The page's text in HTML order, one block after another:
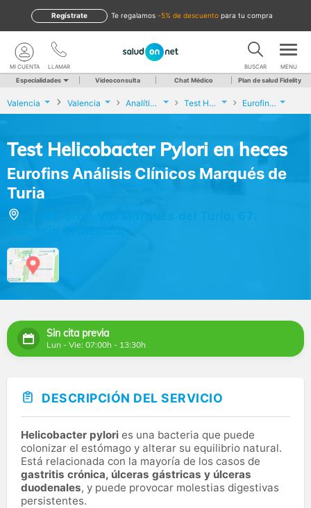
te regalamos -5% de descuento para tu compra
Regístrate
LLAMAR
MI CUENTA BUSCAR MENU
Especialidades Videoconsulta Chat Médico Plan de salud Fidelity
Valencia Valencia Analíticas y Genética Test Helicobacter Pylori en heces Eurofins Análisis Clínicos Marqués de Turia
Test Helicobacter Pylori en heces
Eurofins Análisis Clínicos Marqués de
Turia
Calle Gran Vía Marqués del Turía, 67,
Sin cita previa
Lun - Vie: 07:00h - 13:30h
DESCRIPCIÓN DEL SERVICIO
Helicobacter pylori es una bacteria que puede
colonizar el estómago y alterar su equilibrio natural.
Está relacionada con la mayoría de los casos de
gastritis crónica, úlceras gástricas y úlceras
duodenales, y puede provocar molestias digestivas
persistentes.